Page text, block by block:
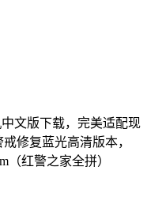
文版下载，完美适配现
修复蓝光高清版本，
（红警之家全拼）